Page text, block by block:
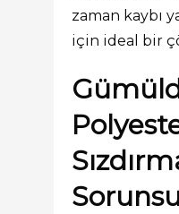
zaman kaybı
için ideal bir